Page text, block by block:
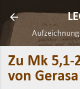
Zu Mk 5,1-
von Gerasa